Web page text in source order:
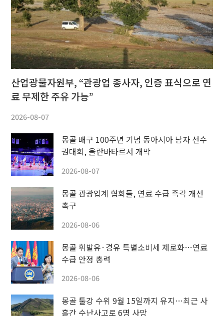
산업광물자원부, “관광업 종사자, 인증 표식으로 연
료 무제한 주유 가능”
2026-08-07
몽골 배구 100주년 기념 동아시아 남자 선수
권대회, 울란바타르서 개막
2026-08-07
몽골 관광업계 협회들, 연료 수급 즉각 개선
촉구
2026-08-06
몽골 휘발유·경유 특별소비세 제로화…연료
수급 안정 총력
2026-08-06
몽골 툴강 수위 9월 15일까지 유지…최근 사
흘간 수난사고로 6명 사망